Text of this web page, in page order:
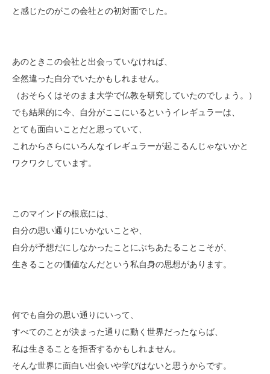
と感じたのがこの会社との初対面でした。
あのときこの会社と出会っていなければ、
全然違った自分でいたかもしれません。
（おそらくはそのまま大学で仏教を研究していたのでしょう。）
でも結果的に今、自分がここにいるというイレギュラーは、
とても面白いことだと思っていて、
これからさらにいろんなイレギュラーが起こるんじゃないかと
ワクワクしています。
このマインドの根底には、
自分の思い通りにいかないことや、
自分が予想だにしなかったことにぶちあたることこそが、
生きることの価値なんだという私自身の思想があります。
何でも自分の思い通りにいって、
すべてのことが決まった通りに動く世界だったならば、
私は生きることを拒否するかもしれません。
そんな世界に面白い出会いや学びはないと思うからです。